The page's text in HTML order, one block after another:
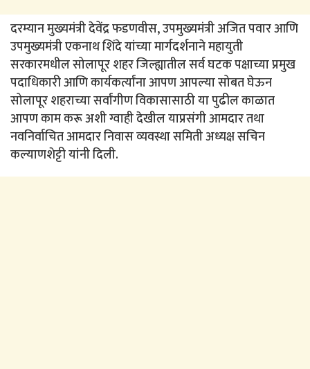
दरम्यान मुख्यमंत्री देवेंद्र फडणवीस, उपमुख्यमंत्री अजित पवार आणि
उपमुख्यमंत्री एकनाथ शिंदे यांच्या मार्गदर्शनाने महायुती
सरकारमधील सोलापूर शहर जिल्ह्यातील सर्व घटक पक्षाच्या प्रमुख
पदाधिकारी आणि कार्यकर्त्यांना आपण आपल्या सोबत घेऊन
सोलापूर शहराच्या सर्वांगीण विकासासाठी या पुढील काळात
आपण काम करू अशी ग्वाही देखील याप्रसंगी आमदार तथा
नवनिर्वाचित आमदार निवास व्यवस्था समिती अध्यक्ष सचिन
कल्याणशेट्टी यांनी दिली.